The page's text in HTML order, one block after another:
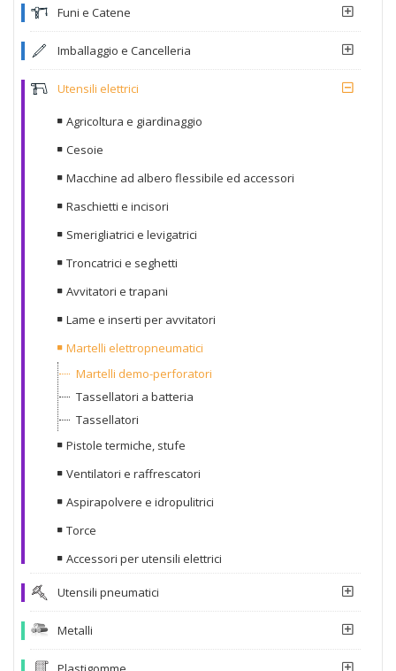
Funi e Catene
Imballaggio e Cancelleria
Utensili elettrici
Agricoltura e giardinaggio
Cesoie
Macchine ad albero flessibile ed accessori
Raschietti e incisori
Smerigliatrici e levigatrici
Troncatrici e seghetti
Avvitatori e trapani
Lame e inserti per avvitatori
Martelli elettropneumatici
Martelli demo-perforatori
Tassellatori a batteria
Tassellatori
Pistole termiche, stufe
Ventilatori e raffrescatori
Aspirapolvere e idropulitrici
Torce
Accessori per utensili elettrici
Utensili pneumatici
Metalli